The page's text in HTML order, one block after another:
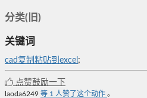
分类(旧)
关键词
cad复制粘贴到excel ;
点赞鼓励一下
laoda6249 等 1 人赞了这个动作 。